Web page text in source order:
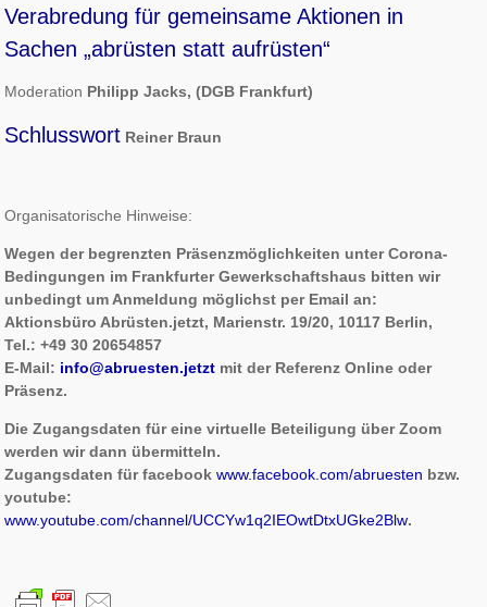
Verabredung für gemeinsame Aktionen in
Sachen „abrüsten statt aufrüsten“
Moderation Philipp Jacks, (DGB Frankfurt)
Schlusswort Reiner Braun
Organisatorische Hinweise:
Wegen der begrenzten Präsenzmöglichkeiten unter Corona-
Bedingungen im Frankfurter Gewerkschaftshaus bitten wir
unbedingt um Anmeldung möglichst per Email an:
Aktionsbüro Abrüsten.jetzt, Marienstr. 19/20, 10117 Berlin,
Tel.: +49 30 20654857
E-Mail: info@abruesten.jetzt mit der Referenz Online oder
Präsenz.
Die Zugangsdaten für eine virtuelle Beteiligung über Zoom
werden wir dann übermitteln.
Zugangsdaten für facebookwww.facebook.com/abruesten bzw.
youtube:
www.youtube.com/channel/UCCYw1q2IEOwtDtxUGke2Blw.